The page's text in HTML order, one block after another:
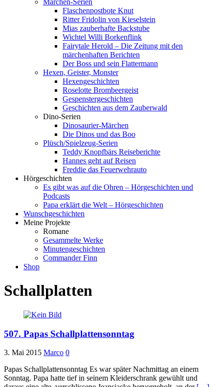
Märchen-Serien
Flaschenpostbote Knut
Ritter Fridolin von Kieselstein
Mias zauberhafte Backstube
Wichtel Willi Borkenflink
Fairytale Herold – Die Zeitung mit den
märchenhaften Berichten
Der Boss und sein Flattermann
Hexen, Geister, Monster
Hexengeschichten
Roselotte Brombeergeist
Gespenstergeschichten
Geschichten aus dem Zauberwald
Dino-Serien
Dinosaurier-Märchen
Die Dinos und das Boo
Plüsch/Spielzeug-Serien
Teddy Knopfbärs Reiseberichte
Hannes geht auf Reisen
Freddie das Feuerwehrauto
Hörgeschichten
Es gibt was auf die Ohren – Hörgeschichten und
Podcasts
Papa erklärt die Welt – Hörgeschichten
Wunschgeschichten
Meine Projekte
Romane
Gesammelte Werke
Minutengeschichten
Commander Finn
Shop
Schallplatten
507. Papas Schallplattensonntag
3. Mai 2015 Marco 0
Papas Schallplattensonntag Es war später Nachmittag an einem
Sonntag. Papa hatte tief in seinem Kleiderschrank gewühlt und